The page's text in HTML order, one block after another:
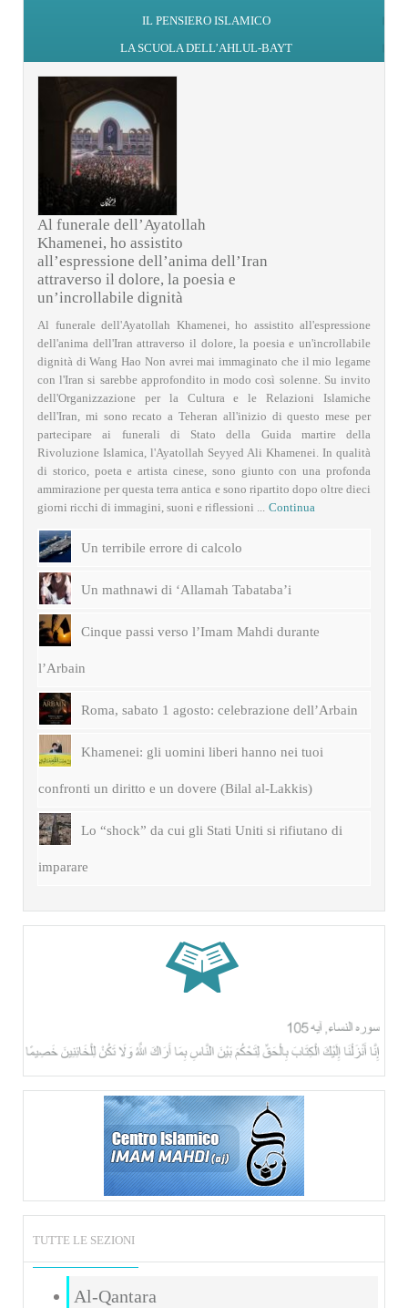
IL PENSIERO ISLAMICO
LA SCUOLA DELL’AHLUL-BAYT
Al funerale dell’Ayatollah
Khamenei, ho assistito
all’espressione dell’anima dell’Iran
attraverso il dolore, la poesia e
un’incrollabile dignità
Al funerale dell'Ayatollah Khamenei, ho assistito all'espressione
dell'anima dell'Iran attraverso il dolore, la poesia e un'incrollabile
dignità di Wang Hao Non avrei mai immaginato che il mio legame
con l'Iran si sarebbe approfondito in modo così solenne. Su invito
dell'Organizzazione per la Cultura e le Relazioni Islamiche
dell'Iran, mi sono recato a Teheran all'inizio di questo mese per
partecipare ai funerali di Stato della Guida martire della
Rivoluzione Islamica, l'Ayatollah Seyyed Ali Khamenei. In qualità
di storico, poeta e artista cinese, sono giunto con una profonda
ammirazione per questa terra antica e sono ripartito dopo oltre dieci
giorni ricchi di immagini, suoni e riflessioni ...
Continua
Un terribile errore di calcolo
Un mathnawi di ‘Allamah Tabataba’i
Cinque passi verso l’Imam Mahdi durante
l’Arbain
Roma, sabato 1 agosto: celebrazione dell’Arbain
Khamenei: gli uomini liberi hanno nei tuoi
confronti un diritto e un dovere (Bilal al-Lakkis)
Lo “shock” da cui gli Stati Uniti si rifiutano di
imparare
TUTTE LE SEZIONI
Al-Qantara